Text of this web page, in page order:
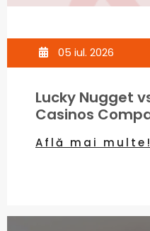
05 iul. 2026
Lucky Nugget
Casinos
Află mai multe!